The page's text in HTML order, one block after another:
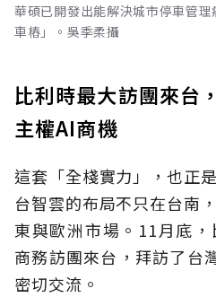
華碩已開發出能解決城市停車管
車樁」。吳季柔攝
比利時最大訪團來台
主權AI商機
這套「全棧實力」，也正
台智雲的布局不只在台南
東與歐洲市場。11月底
商務訪團來台，拜訪了台
密切交流。